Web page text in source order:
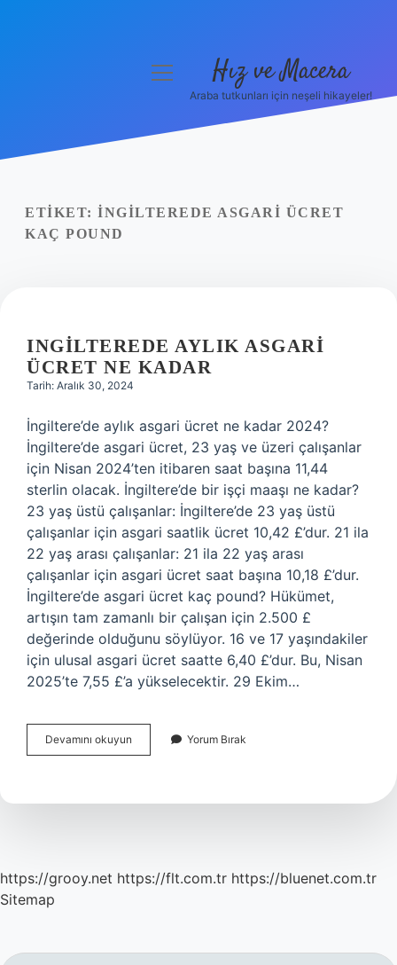
Yasal Uyarı
menüyü
Hız ve Macera
Araba tutkunları için neşeli hikayeler!
ETIKET: İNGILTEREDE ASGARI ÜCRET
KAÇ POUND
INGILTEREDE AYLIK ASGARI
ÜCRET NE KADAR
Tarih: Aralık 30, 2024
İngiltere’de aylık asgari ücret ne kadar 2024?
İngiltere’de asgari ücret, 23 yaş ve üzeri çalışanlar
için Nisan 2024’ten itibaren saat başına 11,44
sterlin olacak. İngiltere’de bir işçi maaşı ne kadar?
23 yaş üstü çalışanlar: İngiltere’de 23 yaş üstü
çalışanlar için asgari saatlik ücret 10,42 £’dur. 21 ila
22 yaş arası çalışanlar: 21 ila 22 yaş arası
çalışanlar için asgari ücret saat başına 10,18 £’dur.
İngiltere’de asgari ücret kaç pound? Hükümet,
artışın tam zamanlı bir çalışan için 2.500 £
değerinde olduğunu söylüyor. 16 ve 17 yaşındakiler
için ulusal asgari ücret saatte 6,40 £’dur. Bu, Nisan
2025’te 7,55 £’a yükselecektir. 29 Ekim…
Devamını okuyun Ingilterede
Aylık
Ne
Yorum Bırak
https://grooy.net https://flt.com.tr https://bluenet.com.tr
Sitemap